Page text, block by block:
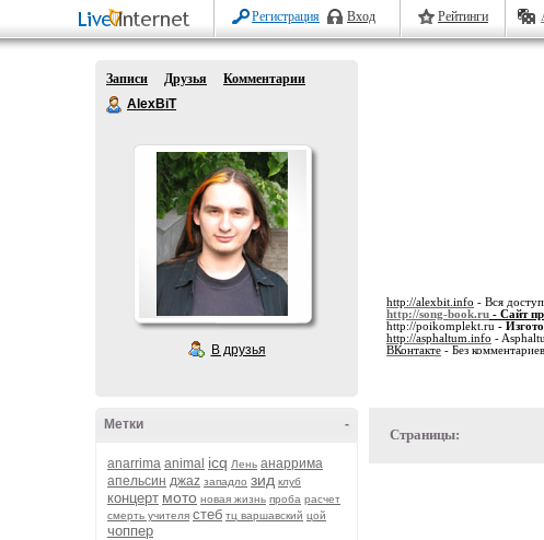
Регистрация Вход Рейтинги
Записи Друзья
Комментарии
AlexBiT
В друзья
-
Метки
anarrima animal icq Лень анаррима
апельсин джаz западло зид клуб
концерт мото новая жизнь проба расчет
смерть учителя стеб тц варшавский цой
чоппер
http://alexbit.info - Вся
http://song-book.ru - Сайт
http://poikomplekt.ru -
http://asphaltum.info -
ВКонтакте - Без комментариев
Страницы: